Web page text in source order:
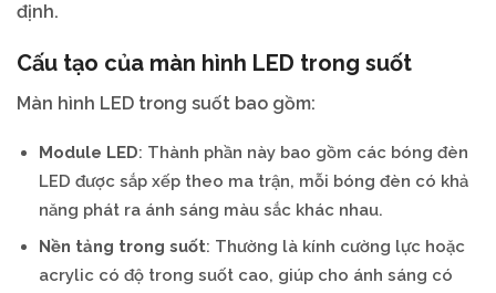
định.
Cấu tạo của màn hình LED trong suốt
Màn hình LED trong suốt bao gồm:
Module LED: Thành phần này bao gồm các bóng đèn
LED được sắp xếp theo ma trận, mỗi bóng đèn có khả
năng phát ra ánh sáng màu sắc khác nhau.
Nền tảng trong suốt: Thường là kính cường lực hoặc
acrylic có độ trong suốt cao, giúp cho ánh sáng có